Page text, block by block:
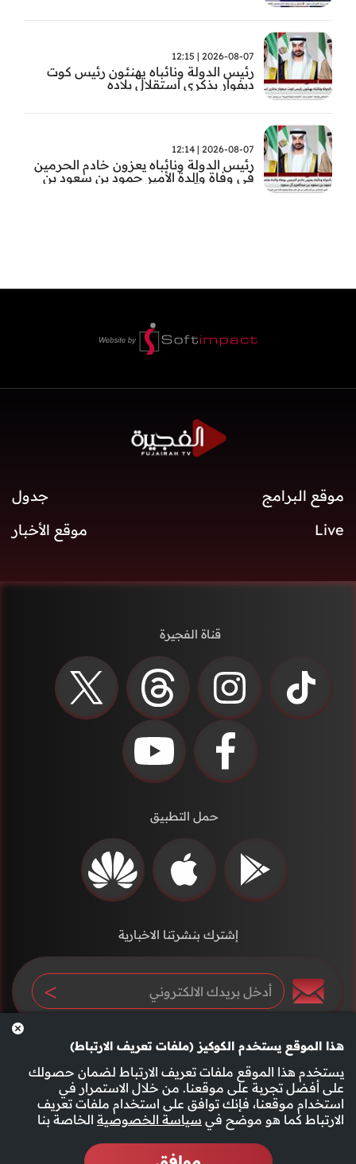
الوالد المؤسس
2026-08-07 | 12:15
رئيس الدولة ونائباه يهنئون رئيس كوت
ديفوار بذكرى استقلال بلاده
2026-08-07 | 12:14
رئيس الدولة ونائباه يعزون خادم الحرمين
في وفاة والدة الأمير حمود بن سعود بن
هذا الموقع يستخدم الكوكيز (ملفات تعريف الارتباط)
يستخدم هذا الموقع ملفات تعريف الارتباط لضمان حصولك
على أفضل تجربة على موقعنا. من خلال الاستمرار في
استخدام موقعنا، فإنك توافق على استخدام ملفات تعريف
الارتباط كما هو موضح في سياسة الخصوصية الخاصة بنا
موقع البرامج
جدول
Live
موقع الأخبار
قناة الفجيرة
حمل التطبيق
إشترك بنشرتنا الاخبارية
سياسة الخصوصية الأحكام والشروط